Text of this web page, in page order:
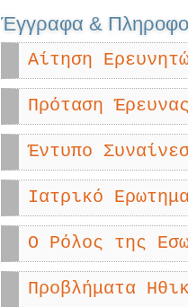
Έγγραφα &
Αίτηση
Πρόταση
Έντυπο
Ιατρικό
Ο Ρόλος της
Προβλήματα